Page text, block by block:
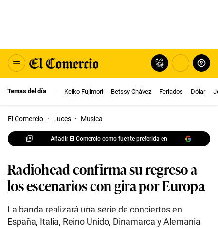
Temas del día Keiko Fujimori Betssy Chávez Feriados Dólar
El Comercio · Luces · Musica
Añadir El Comercio como fuente preferida en
Radiohead confirma su regreso a
los escenarios con gira por Europa
La banda realizará una serie de conciertos en
España, Italia, Reino Unido, Dinamarca y Alemania